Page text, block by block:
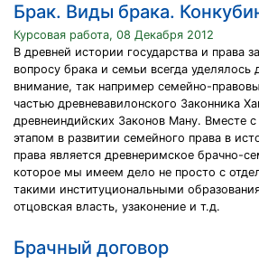
Брак. Виды брака.
Курсовая работа, 08 Декабря 2012
В древней истории государства и права
вопросу брака и семьи всегда уделялось
внимание, так например семейно-
частью древневавилонского Законника
древнеиндийских Законов Ману. Вместе
этапом в развитии семейного права в
права является древнеримское брачно-
которое мы имеем дело не просто с
такими институциональными
отцовская власть, узаконение и т.д.
Брачный договор